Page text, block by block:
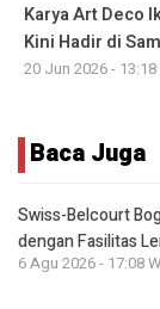
Karya Art Deco
Kini Hadir di
20 Jun 2026 - 13:18
Baca Juga
Swiss-Belcourt
dengan Fasilitas
6 Agu 2026 - 17:08